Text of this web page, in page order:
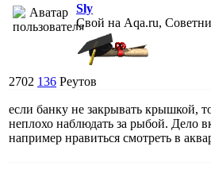
Sly
Свой на Aqa.ru,
2702 136 Реутов
если банку не закрывать крышкой,
неплохо наблюдать за рыбой. Дело
например нравиться смотреть в